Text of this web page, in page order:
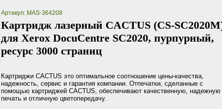
Артикул: MAS-364208
Картридж лазерный CACTUS (CS-
для Xerox DocuCentre SC2020, пурпурный,
ресурс 3000 страниц
Картриджи CACTUS это оптимальное соотношение цены-качества,
надежность, сервис и гарантия компании. Отпечатки, сделанные с
помощью картриджей CACTUS, обеспечивают качественную, надежную
печать и отличную цветопередачу.